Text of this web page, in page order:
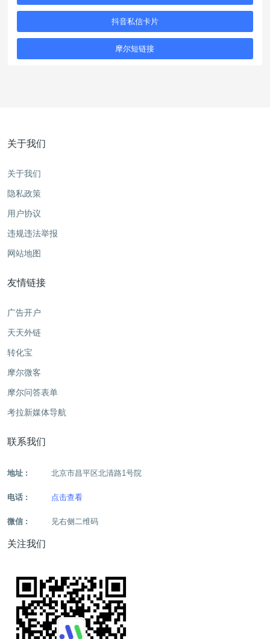
抖音私信卡片
摩尔短链接
关于我们
关于我们
隐私政策
用户协议
违规违法举报
网站地图
友情链接
广告开户
天天外链
转化宝
摩尔微客
摩尔问答表单
考拉新媒体导航
联系我们
地址 : 北京市昌平区北清路1号院
电话 : 点击查看
微信 : 见右侧二维码
关注我们